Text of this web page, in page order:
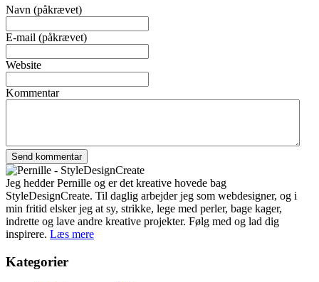
Navn (påkrævet)
E-mail (påkrævet)
Website
Kommentar
Jeg hedder Pernille og er det kreative hovede bag
StyleDesignCreate. Til daglig arbejder jeg som webdesigner, og i
min fritid elsker jeg at sy, strikke, lege med perler, bage kager,
indrette og lave andre kreative projekter. Følg med og lad dig
inspirere. Læs mere
Kategorier